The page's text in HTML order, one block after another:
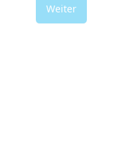
Weiter